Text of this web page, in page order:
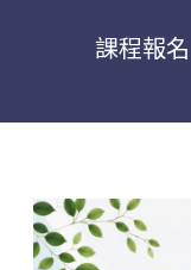
課程報名